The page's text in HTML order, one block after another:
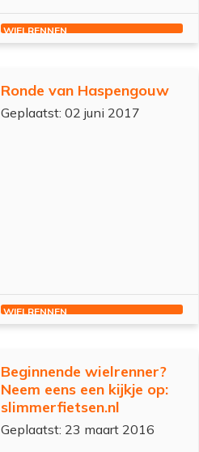
WIELRENNEN
Ronde van Haspengouw
Geplaatst: 02 juni 2017
WIELRENNEN
Beginnende wielrenner?
Neem eens een kijkje op:
slimmerfietsen.nl
Geplaatst: 23 maart 2016